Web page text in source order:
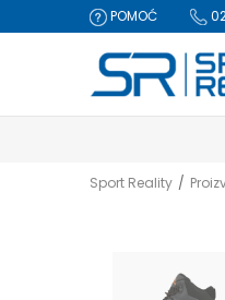
POMOĆ
Sport Reality